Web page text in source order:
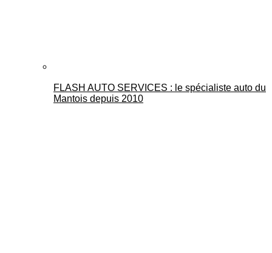
FLASH AUTO SERVICES : le spécialiste auto du
Mantois depuis 2010